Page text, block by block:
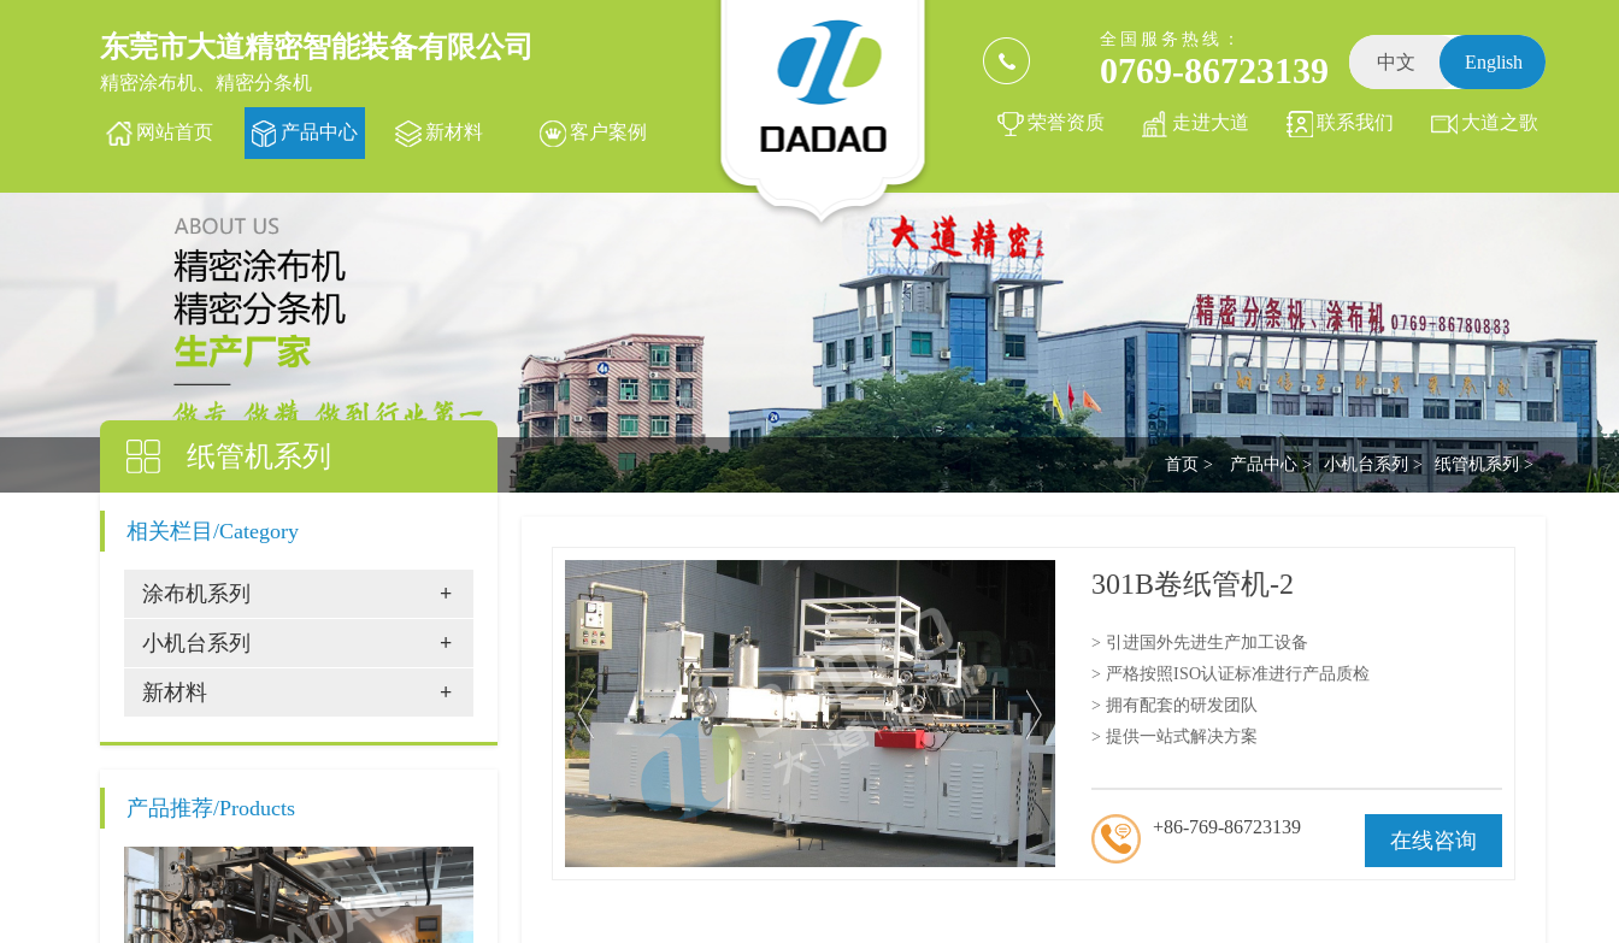
东莞市大道精密智能装备有限公司
精密涂布机、精密分条机
网站首页 产品中心 新材料 客户案例
English
中文
全国服务热线：
0769-86723139
大道之歌
联系我们
走进大道
荣誉资质
纸管机系列 首页 > 产品中心 > 小机台系列 > 纸管机系列 >
相关栏目/Category
涂布机系列 +
小机台系列 +
新材料 +
产品推荐/Products
1/1
301B卷纸管机-2
> 引进国外先进生产加工设备
> 严格按照ISO认证标准进行产品质检
> 拥有配套的研发团队
> 提供一站式解决方案
+86-769-86723139
在线咨询